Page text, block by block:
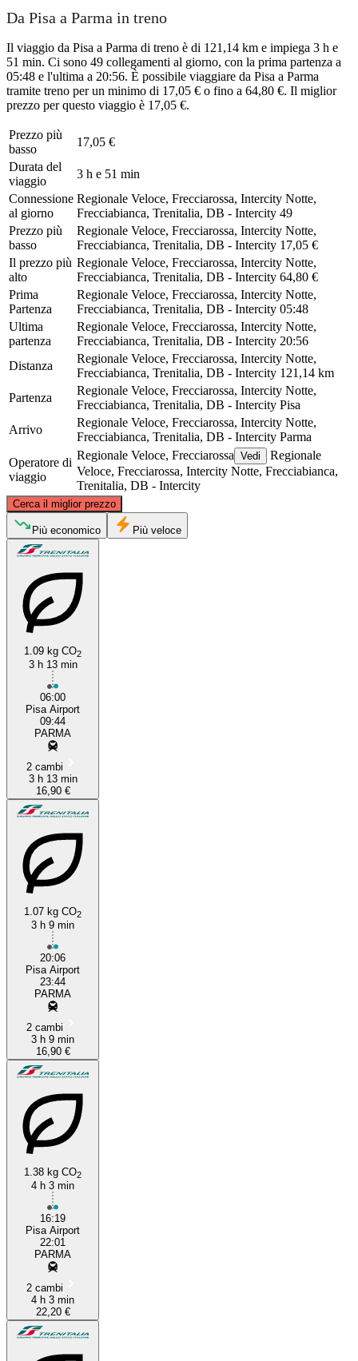
Da Pisa a Parma in treno
Il viaggio da Pisa a Parma di treno è di 121,14 km e impiega 3 h e
51 min. Ci sono 49 collegamenti al giorno, con la prima partenza a
05:48 e l'ultima a 20:56. È possibile viaggiare da Pisa a Parma
tramite treno per un minimo di 17,05 € o fino a 64,80 €. Il miglior
prezzo per questo viaggio è 17,05 €.
Prezzo più
basso
17,05 €
Durata del
viaggio
3 h e 51 min
Connessione
al giorno
Regionale Veloce, Frecciarossa, Intercity Notte,
Frecciabianca, Trenitalia, DB - Intercity 49
Prezzo più
basso
Regionale Veloce, Frecciarossa, Intercity Notte,
Frecciabianca, Trenitalia, DB - Intercity 17,05 €
Il prezzo più
alto
Regionale Veloce, Frecciarossa, Intercity Notte,
Frecciabianca, Trenitalia, DB - Intercity 64,80 €
Prima
Partenza
Regionale Veloce, Frecciarossa, Intercity Notte,
Frecciabianca, Trenitalia, DB - Intercity 05:48
Ultima
partenza
Regionale Veloce, Frecciarossa, Intercity Notte,
Frecciabianca, Trenitalia, DB - Intercity 20:56
Distanza
Regionale Veloce, Frecciarossa, Intercity Notte,
Frecciabianca, Trenitalia, DB - Intercity 121,14 km
Partenza
Regionale Veloce, Frecciarossa, Intercity Notte,
Frecciabianca, Trenitalia, DB - Intercity Pisa
Arrivo
Regionale Veloce, Frecciarossa, Intercity Notte,
Frecciabianca, Trenitalia, DB - Intercity Parma
Operatore di
viaggio
Regionale Veloce, Frecciarossa Vedi
Regionale
Veloce, Frecciarossa, Intercity Notte, Frecciabianca,
Trenitalia, DB - Intercity
Cerca il miglior prezzo
©CARTO
Più economico Più veloce
1.09 kg CO2
3 h 13 min
06:00
Pisa Airport
09:44
PARMA
2 cambi
3 h 13 min
16,90 €
1.07 kg CO2
3 h 9 min
20:06
Pisa Airport
23:44
PARMA
2 cambi
3 h 9 min
16,90 €
1.38 kg CO2
4 h 3 min
16:19
Pisa Airport
22:01
PARMA
2 cambi
4 h 3 min
22,20 €